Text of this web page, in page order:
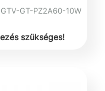
GTV-GT-PZ2A60-10W
szükséges!